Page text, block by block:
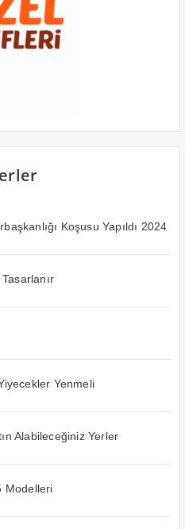
Koşusu Yapıldı 2024
Yenmeli
Alabileceğiniz Yerler
Modelleri